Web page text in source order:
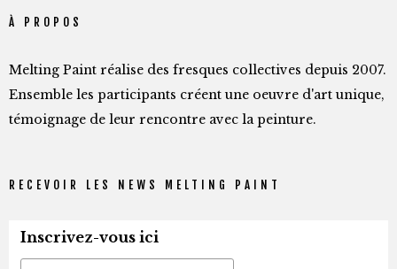
À PROPOS
Melting Paint réalise des fresques collectives depuis 2007.
Ensemble les participants créent une oeuvre d'art unique,
témoignage de leur rencontre avec la peinture.
RECEVOIR LES NEWS MELTING PAINT
Inscrivez-vous ici